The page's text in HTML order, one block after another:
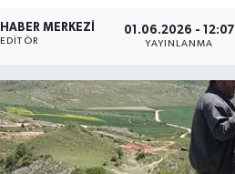
HABER MERKEZI
EDITÖR
01.06.2026 - 12:07
YAYINLANMA
Durumu ve Fikstür